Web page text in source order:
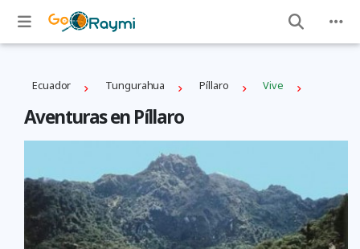
Ecuador Tungurahua Píllaro Vive
Aventuras en Píllaro